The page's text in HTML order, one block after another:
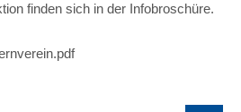
finden sich in der Infobroschüre.